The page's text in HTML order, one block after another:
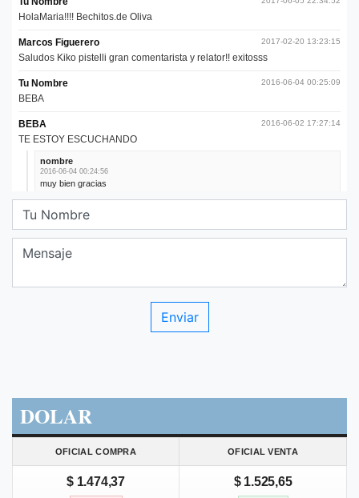
DOLAR
OFICIAL COMPRA OFICIAL VENTA
$ 1.474,37 $ 1.525,65